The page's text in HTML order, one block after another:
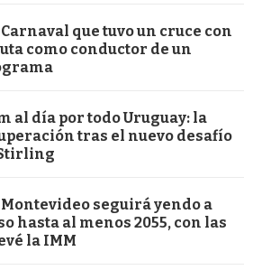
que tuvo un cruce con
como conductor de un
al día por todo Uruguay: la
tras el nuevo desafío
seguirá yendo a
hasta al menos 2055, con las
la IMM